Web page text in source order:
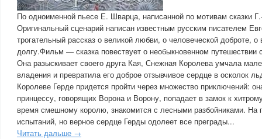
По одноименной пьесе Е. Шварца, написанной по мотивам сказки
Оригинальный сценарий написан известным русским писателем
трогательный рассказ о великой любви, о человеческой доброте, о
долгу.Фильм — сказка повествует о необыкновенном путешествии
Она разыскивает своего друга Кая, Снежная Королева умчала
владения и превратила его доброе отзывчивое сердце в осколок
Королеве Герде придется пройти через множество приключений:
принцессу, говорящих Ворона и Ворону, попадает в замок к
время смешному королю, знакомится с лесными разбойниками. На
испытаний, но верное сердце Герды одолеет все преграды...
Читать дальше →